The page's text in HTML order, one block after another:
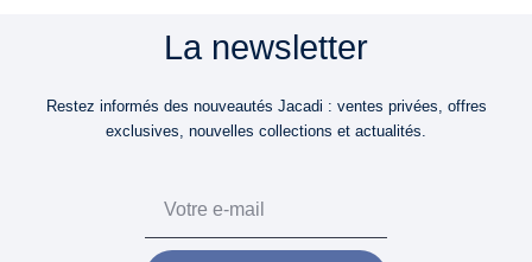
La newsletter
Restez informés des nouveautés Jacadi : ventes privées, offres
exclusives, nouvelles collections et actualités.